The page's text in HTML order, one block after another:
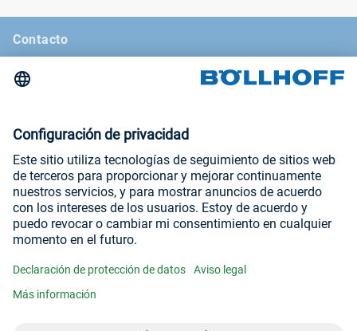
Contacto
Noticias
Ferias comerciales y seminarios
Aviso legal
Condiciones generales de venta
Declaración de protección de datos